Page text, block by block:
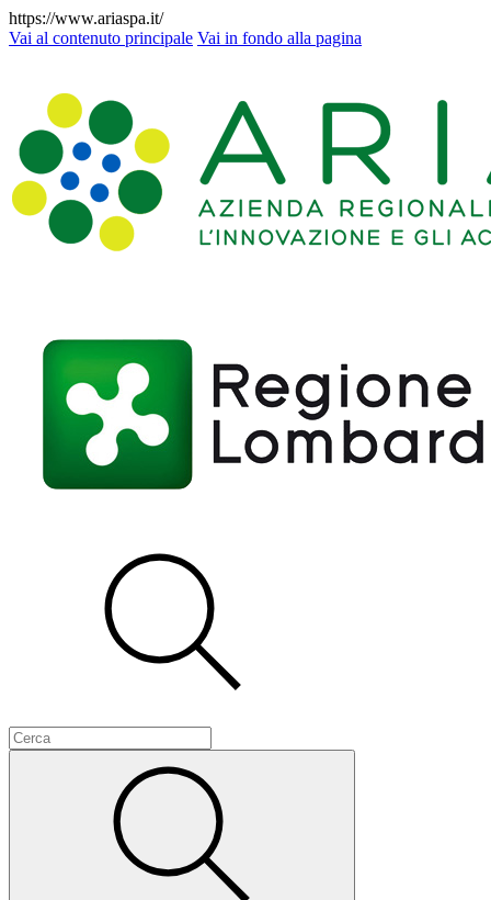
https://www.ariaspa.it/
Vai al contenuto principale Vai in fondo alla pagina